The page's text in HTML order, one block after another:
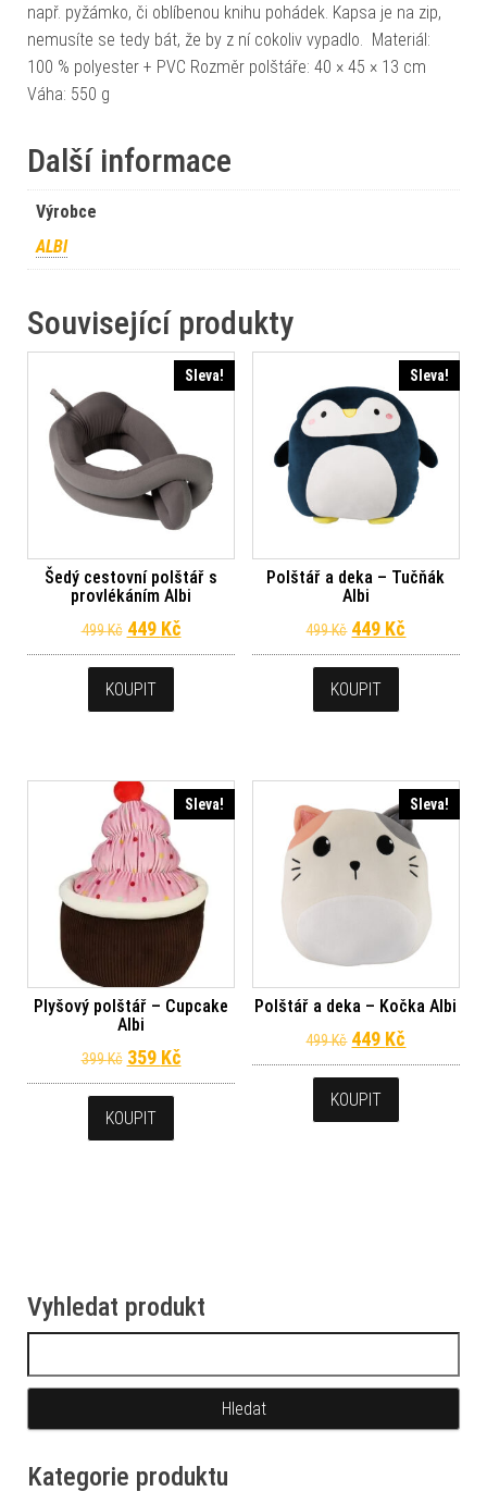
např. pyžámko, či oblíbenou knihu pohádek. Kapsa je na zip,
nemusíte se tedy bát, že by z ní cokoliv vypadlo. Materiál:
100 % polyester + PVC Rozměr polštáře: 40 × 45 × 13 cm
Váha: 550 g
Další informace
Výrobce
ALBI
Související produkty
Sleva!
Šedý cestovní polštář s
provlékáním Albi
499Kč Původní cena byla: 499 Kč.
449 KčAktuální cena je: 449 Kč.
KOUPIT
Sleva!
Polštář a deka – Tučňák
Albi
499Kč Původní cena
449 Kč
KOUPIT
Sleva!
Plyšový polštář – Cupcake
Albi
399Kč Původní cena byla: 399 Kč.
359 KčAktuální cena je: 359 Kč.
KOUPIT
Sleva!
Polštář a deka – Kočka Albi
499Kč Původní cena
449 Kč
KOUPIT
Vyhledat produkt
Kategorie produktu